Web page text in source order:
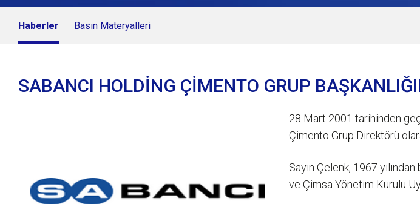
Haberler Basın Materyalleri
SABANCI HOLDİNG ÇİMENTO GRUP
28 Mart 2001 tarihinden
Çimento Grup Direktörü
Sayın Çelenk, 1967
ve Çimsa Yönetim Kurulu